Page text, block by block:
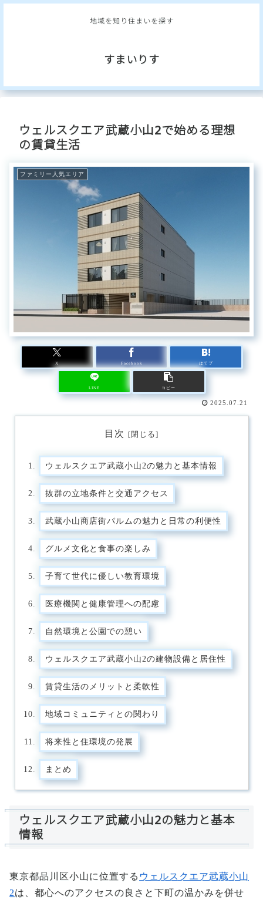
地域を知り住まいを探す
すまいりす
ウェルスクエア武蔵小山2で始める理想
の賃貸生活
ファミリー人気エリア
X Facebook はてブ
LINE コピー
2025.07.21
目次
ウェルスクエア武蔵小山2の魅力と基本情報
抜群の立地条件と交通アクセス
武蔵小山商店街パルムの魅力と日常の利便性
グルメ文化と食事の楽しみ
子育て世代に優しい教育環境
医療機関と健康管理への配慮
自然環境と公園での憩い
ウェルスクエア武蔵小山2の建物設備と居住性
賃貸生活のメリットと柔軟性
地域コミュニティとの関わり
将来性と住環境の発展
まとめ
ウェルスクエア武蔵小山2の魅力と基本
情報
東京都品川区小山に位置する ウェルスクエア武蔵小山
2は、都心へのアクセスの良さと下町の温かみを併せ